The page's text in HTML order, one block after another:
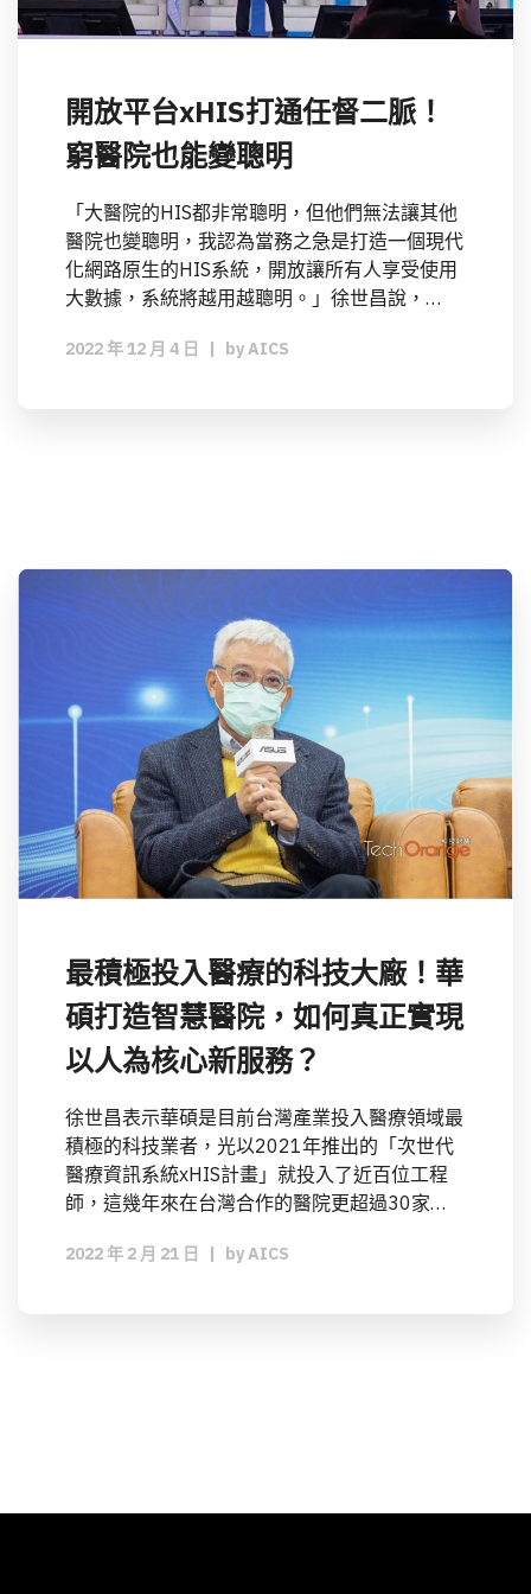
開放平台xHIS打通任督二脈！
窮醫院也能變聰明
「大醫院的HIS都非常聰明，但他們無法讓其他
醫院也變聰明，我認為當務之急是打造一個現代
化網路原生的HIS系統，開放讓所有人享受使用
大數據，系統將越用越聰明。」徐世昌說，…
2022 年 12 月 4 日 | byAICS
最積極投入醫療的科技大廠！華
碩打造智慧醫院，如何真正實現
以人為核心新服務？
徐世昌表示華碩是目前台灣產業投入醫療領域最
積極的科技業者，光以2021年推出的「次世代
醫療資訊系統xHIS計畫」就投入了近百位工程
師，這幾年來在台灣合作的醫院更超過30家…
2022 年 2 月 21 日 | byAICS